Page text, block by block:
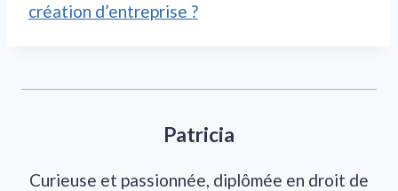
création d’entreprise ?
Patricia
Curieuse et passionnée, diplômée en droit de